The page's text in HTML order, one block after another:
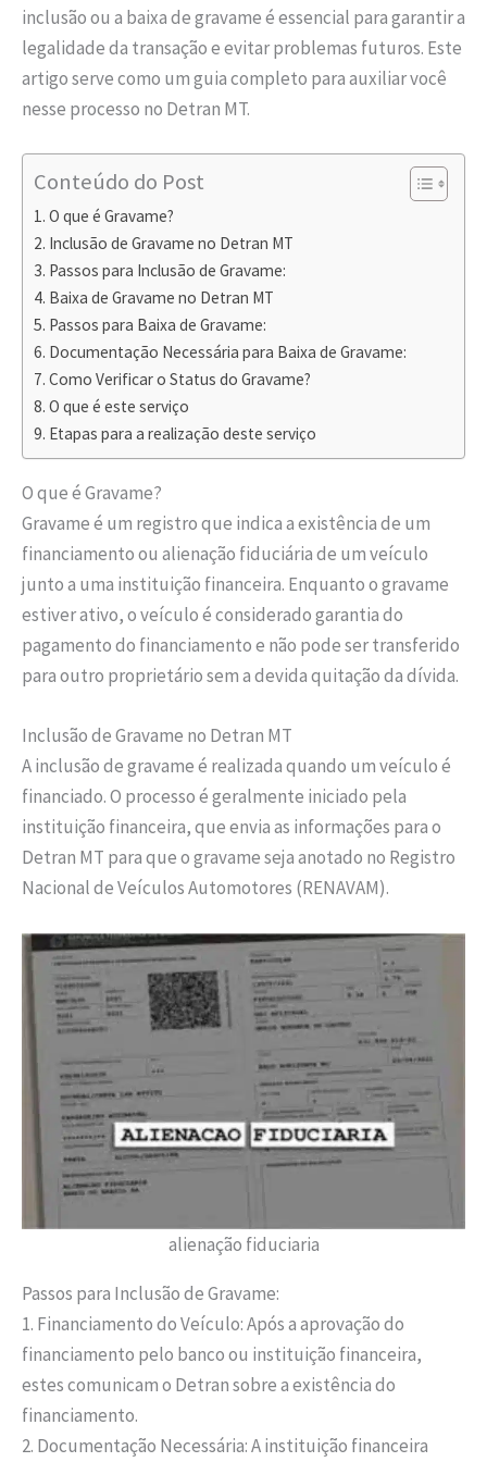
inclusão ou a baixa de gravame é essencial para garantir a
legalidade da transação e evitar problemas futuros. Este
artigo serve como um guia completo para auxiliar você
nesse processo no Detran MT.
Conteúdo do Post
O que é Gravame?
Inclusão de Gravame no Detran MT
Passos para Inclusão de Gravame:
Baixa de Gravame no Detran MT
Passos para Baixa de Gravame:
Documentação Necessária para Baixa de Gravame:
Como Verificar o Status do Gravame?
O que é este serviço
Etapas para a realização deste serviço
O que é Gravame?
Gravame é um registro que indica a existência de um
financiamento ou alienação fiduciária de um veículo
junto a uma instituição financeira. Enquanto o gravame
estiver ativo, o veículo é considerado garantia do
pagamento do financiamento e não pode ser transferido
para outro proprietário sem a devida quitação da dívida.
Inclusão de Gravame no Detran MT
A inclusão de gravame é realizada quando um veículo é
financiado. O processo é geralmente iniciado pela
instituição financeira, que envia as informações para o
Detran MT para que o gravame seja anotado no Registro
Nacional de Veículos Automotores (RENAVAM).
alienação fiduciaria
Passos para Inclusão de Gravame:
1. Financiamento do Veículo: Após a aprovação do
financiamento pelo banco ou instituição financeira,
estes comunicam o Detran sobre a existência do
financiamento.
2. Documentação Necessária: A instituição financeira